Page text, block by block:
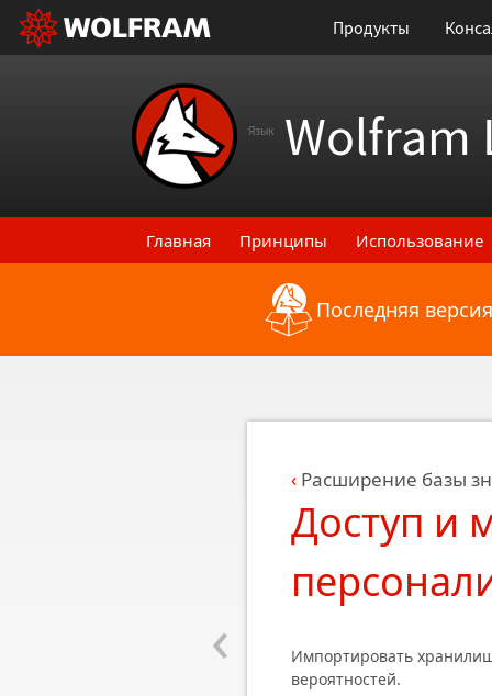
Продукты
Язык Wolfram
Главная Принципы Использование
Назад к последнимПоследняя
‹
Расширение базы
Доступ и
Импортировать
вероятностей.